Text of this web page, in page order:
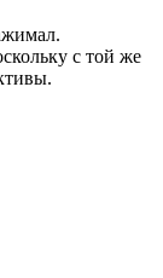
с той же